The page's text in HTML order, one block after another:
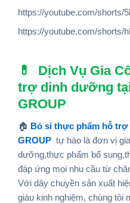
https://youtube.com/shorts/
https://youtube.com/shorts/
💊 Dịch Vụ Gia
trợ dinh dưỡng
GROUP
🏠 Bỏ sỉ thực phẩm hỗ trợ
GROUP tự hào là đơn vị
dưỡng,thực phẩm bổ
đáp ứng mọi nhu cầu từ
Với dây chuyền sản xuất
giàu kinh nghiệm, chúng tôi